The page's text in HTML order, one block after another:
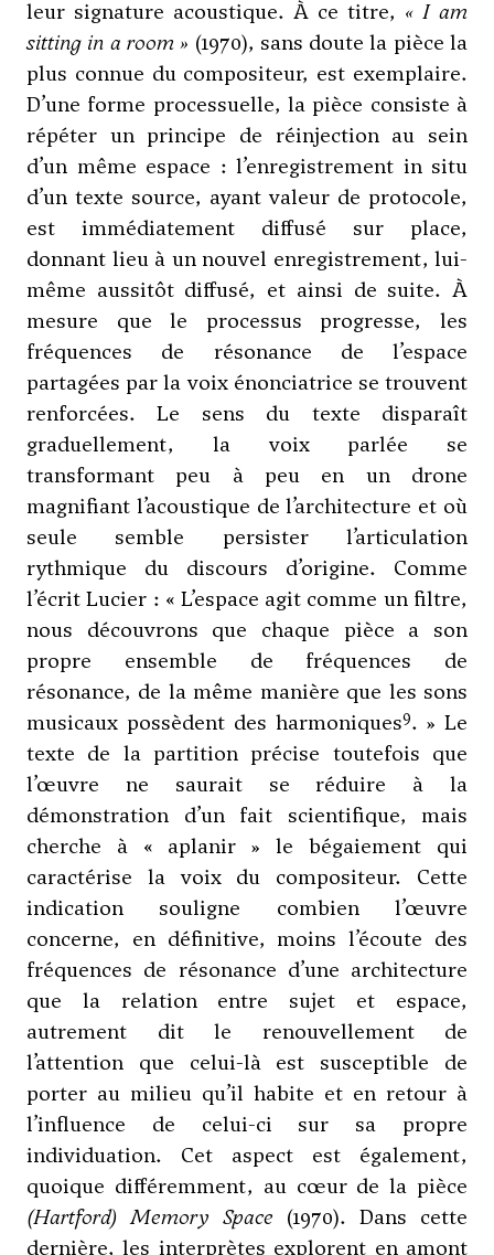
leur signature acoustique. À ce titre, « I am
sitting in a room » (1970), sans doute la pièce la
plus connue du compositeur, est exemplaire.
D’une forme processuelle, la pièce consiste à
répéter un principe de réinjection au sein
d’un même espace : l’enregistrement in situ
d’un texte source, ayant valeur de protocole,
est immédiatement diffusé sur place,
donnant lieu à un nouvel enregistrement, lui-
même aussitôt diffusé, et ainsi de suite. À
mesure que le processus progresse, les
fréquences de résonance de l’espace
partagées par la voix énonciatrice se trouvent
renforcées. Le sens du texte disparaît
graduellement, la voix parlée se
transformant peu à peu en un drone
magnifiant l’acoustique de l’architecture et où
seule semble persister l’articulation
rythmique du discours d’origine. Comme
l’écrit Lucier : « L’espace agit comme un filtre,
nous découvrons que chaque pièce a son
propre ensemble de fréquences de
résonance, de la même manière que les sons
musicaux possèdent des harmoniques9. » Le
texte de la partition précise toutefois que
l’œuvre ne saurait se réduire à la
démonstration d’un fait scientifique, mais
cherche à « aplanir » le bégaiement qui
caractérise la voix du compositeur. Cette
indication souligne combien l’œuvre
concerne, en définitive, moins l’écoute des
fréquences de résonance d’une architecture
que la relation entre sujet et espace,
autrement dit le renouvellement de
l’attention que celui-là est susceptible de
porter au milieu qu’il habite et en retour à
l’influence de celui-ci sur sa propre
individuation. Cet aspect est également,
quoique différemment, au cœur de la pièce
(Hartford) Memory Space (1970). Dans cette
dernière, les interprètes explorent en amont